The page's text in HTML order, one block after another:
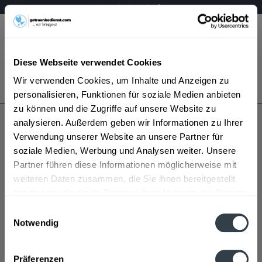
Diese Webseite verwendet Cookies
Wir verwenden Cookies, um Inhalte und Anzeigen zu
personalisieren, Funktionen für soziale Medien anbieten
zu können und die Zugriffe auf unsere Website zu
analysieren. Außerdem geben wir Informationen zu Ihrer
Verwendung unserer Website an unsere Partner für
soziale Medien, Werbung und Analysen weiter. Unsere
Partner führen diese Informationen möglicherweise mit
weiteren Daten zusammen, die Sie ihnen bereitgestellt
Notwendig
Präferenzen
Mo – Fr 9 – 17 Uhr
Menü
Bestellung widerrufen
Es gilt unsere Datenschutzerklärung
Pineo
Pineo wird in den folgenden Regionen, Städten,